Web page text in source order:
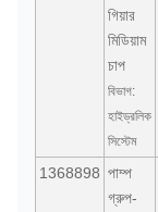
গিয়ার
মিডিয়াম
চাপ
বিভাগ:
হাইড্রলিক
সিস্টেম
1368898 পাম্প
গ্রুপ-